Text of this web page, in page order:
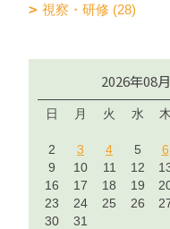
視察・研修 (28)
2026年08月
日 月 火 水 木
2
3 4 5 6
9
10 11 12
16
17 18 19
23
24 25 26
30
31